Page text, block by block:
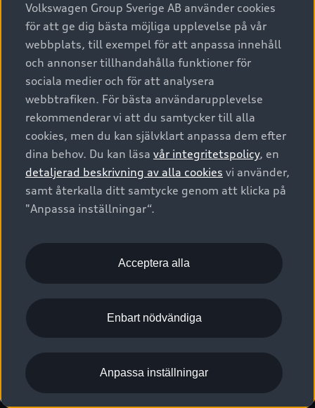
A6 modellerna
SUV
Avant
Audi Sport
Privatleasing
Nya bilar i lager
Begagnade bilar i lager
Audi approved :plus - så gott som nya
Finansiering
Audi exclusive
Provkörning
Service & tillbehör
Audi digital services
Originaltillbehör - köp online
Garantier
Försäkring
Digitala manualer för din Audi
Audi Collection – livsstilsartiklar
Vanliga frågor
2G/3G nätet stängs ned - Hur påverkas min bil av detta?
Tjänstebil
Tjänstebil
Business lease online
Företagsleasing
Om Audi Sverige
Kontakta oss
Audi Återförsäljare/-serviceverkstad
myAudi
Pressmeddelanden
Nyhetsbrev
Vårt hållbarhetsarbete
Lediga tjänster huvudkontor
Lediga tjänster hos Audi Återförsäljare
Kommentar till mediauppgifter om dataläcka
© 2026 AUDI SVERIGE. All Rights Reserved.
Utgivare Juridiskt
Juridiskt Audi AG
Juridiskt Audi Digital Giveaway
Anpassa inställningar för cookies
Visselblåsarkanaler
Volkswagen Group Sverige AB använder cookies
för att ge dig bästa möjliga upplevelse på vår
webbplats, till exempel för att anpassa innehåll
och annonser tillhandahålla funktioner för
sociala medier och för att analysera
webbtrafiken. För bästa användarupplevelse
rekommenderar vi att du samtycker till alla
cookies, men du kan självklart anpassa dem efter
dina behov. Du kan läsa vår integritetspolicy, en
detaljerad beskrivning av alla cookies vi använder,
samt återkalla ditt samtycke genom att klicka på
"Anpassa inställningar“.
Acceptera alla
Enbart nödvändiga
Anpassa inställningar